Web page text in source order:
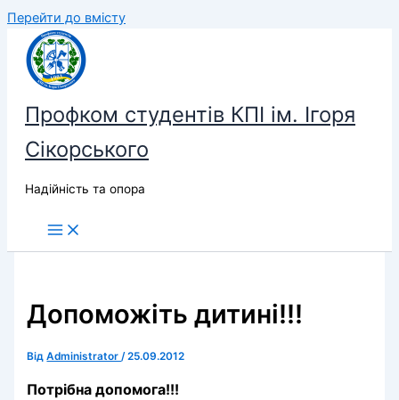
Перейти до вмісту
Профком студентів КПІ ім. Ігоря
Сікорського
Надійність та опора
Допоможіть дитині!!!
ВідAdministrator/25.09.2012
Потрібна допомога!!!